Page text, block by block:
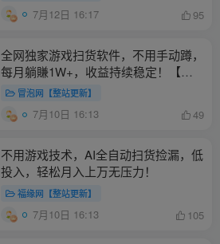
7月12日 16:17 95
全网独家游戏扫货软件，不用手动蹲，
每月躺賺1W+，收益持续稳定！【揭
秘】冒泡网【整站更新】
7月10日 16:13 49
不用游戏技术，AI全自动扫货捡漏，低
投入，轻松月入上万无压力！
福缘网【整站更新】
7月10日 16:13 105